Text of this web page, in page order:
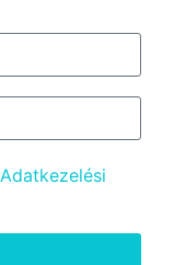
Adatkezelési